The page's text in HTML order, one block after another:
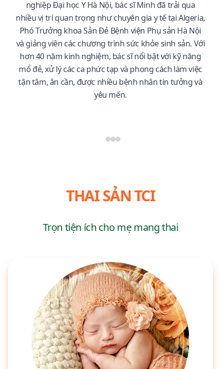
nghiệp Đại học Y Hà Nội, bác sĩ Minh đã trải qua
nhiều vị trí quan trọng như chuyên gia y tế tại Algeria,
Phó Trưởng khoa Sản Đẻ Bệnh viện Phụ sản Hà Nội
và giảng viên các chương trình sức khỏe sinh sản. Với
hơn 40 năm kinh nghiệm, bác sĩ nổi bật với kỹ năng
mổ đẻ, xử lý các ca phức tạp và phong cách làm việc
tận tâm, ân cần, được nhiều bệnh nhân tin tưởng và
yêu mến.
THAI SẢN TCI
Trọn tiện ích cho mẹ mang thai